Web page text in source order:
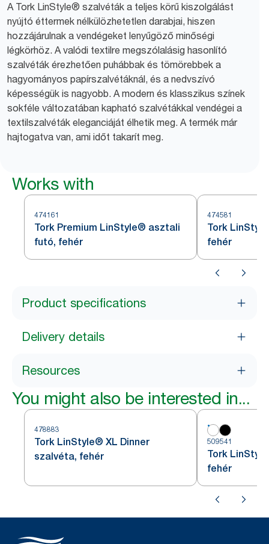
A Tork LinStyle® szalvéták a teljes körű kiszolgálást
nyújtó éttermek nélkülözhetetlen darabjai, hiszen
hozzájárulnak a vendégeket lenyűgöző minőségi
légkörhöz. A valódi textilre megszólalásig hasonlító
szalvéták érezhetően puhábbak és tömörebbek a
hagyományos papírszalvétáknál, és a nedvszívó
képességük is nagyobb. A modern és klasszikus színek
sokféle változatában kapható szalvétákkal vendégei a
textilszalvéták eleganciáját élhetik meg. A termék már
hajtogatva van, ami időt takarít meg.
Works with
474161
Tork Premium LinStyle® asztali
futó, fehér
474581
Tork
fehér
Product specifications
Delivery details
Resources
You might also be interested in...
478883
Tork LinStyle® XL Dinner
szalvéta, fehér
509541
Tork
fehér